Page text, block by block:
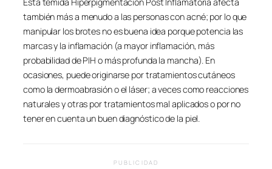
Esta temida Hiperpigmentación Post Inflamatoria afecta
también más a menudo a las personas con acné; por lo que
manipular los brotes no es buena idea porque potencia las
marcas y la inflamación (a mayor inflamación, más
probabilidad de PIH o más profunda la mancha). En
ocasiones, puede originarse por tratamientos cutáneos
como la dermoabrasión o el láser; a veces como reacciones
naturales y otras por tratamientos mal aplicados o por no
tener en cuenta un buen diagnóstico de la piel.
PUBLICIDAD